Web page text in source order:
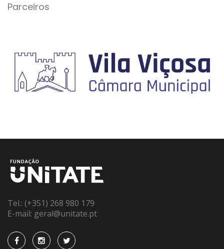
Parceiros
Tel.: (+351) 268 980 179
E-mail: geral@unitate.pt